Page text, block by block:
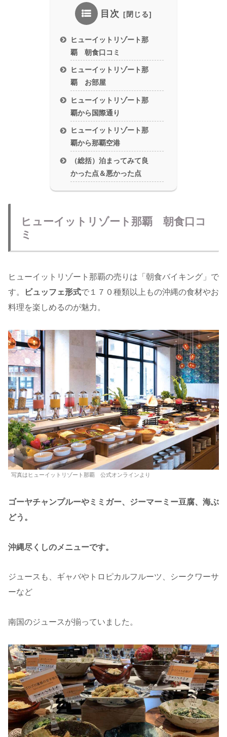
目次
ヒューイットリゾート那
覇 朝食口コミ
ヒューイットリゾート那
覇 お部屋
ヒューイットリゾート那
覇から国際通り
ヒューイットリゾート那
覇から那覇空港
（総括）泊まってみて良
かった点＆悪かった点
ヒューイットリゾート那覇 朝食口コ
ミ
ヒューイットリゾート那覇の売りは「朝食バイキング」で
す。
ビュッフェ形式で１７０種類以上もの沖縄の食材やお
料理を楽しめるのが魅力。
写真はヒューイットリゾート那覇 公式オンラインより
ゴーヤチャンプルーやミミガー、ジーマーミー豆腐、海ぶ
どう。
沖縄尽くしのメニューです。
ジュースも、ギャバやトロピカルフルーツ、シークワーサ
ーなど
南国のジュースが揃っていました。